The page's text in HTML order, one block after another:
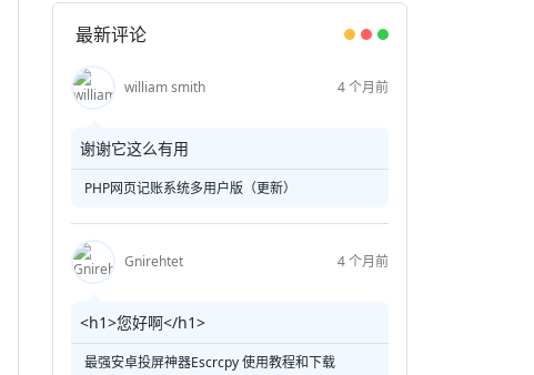
最新评论
william smith 4 个月前
谢谢它这么有用
PHP网页记账系统多用户版（更新）
Gnirehtet 4 个月前
<h1>您好啊</h1>
最强安卓投屏神器Escrcpy 使用教程和下载